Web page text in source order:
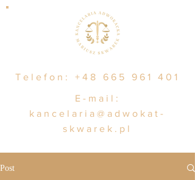
Telefon: +48 665 961 401
E-mail:
kancelaria@adwokat-
skwarek.pl
Post